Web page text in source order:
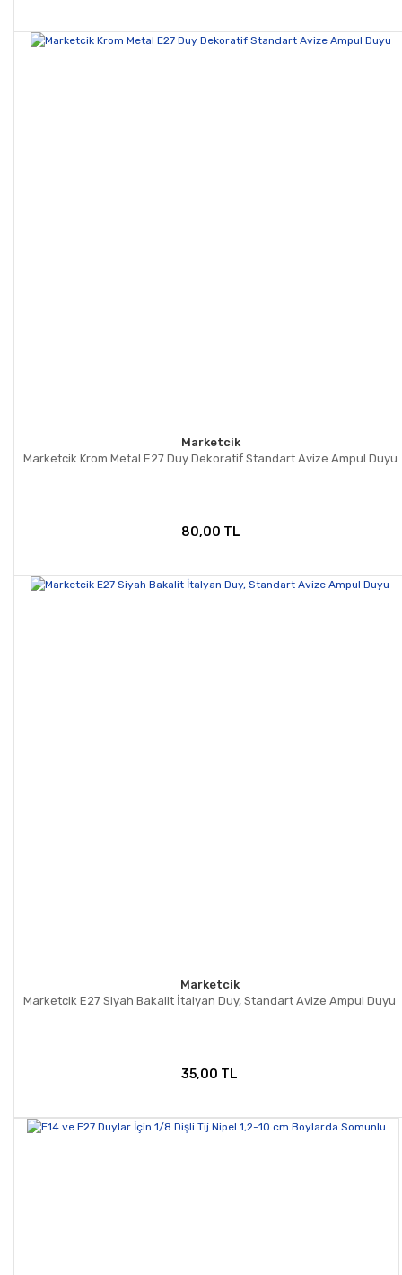
Marketcik
Marketcik Krom Metal E27 Duy Dekoratif Standart Avize Ampul Duyu
80,00 TL
Marketcik
Marketcik E27 Siyah Bakalit İtalyan Duy, Standart Avize Ampul Duyu
35,00 TL